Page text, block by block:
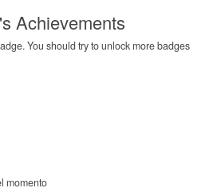
Achievements
You should try to unlock more badges
momento